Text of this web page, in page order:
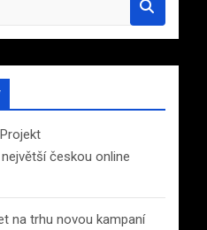
českou online
na trhu novou kampaní